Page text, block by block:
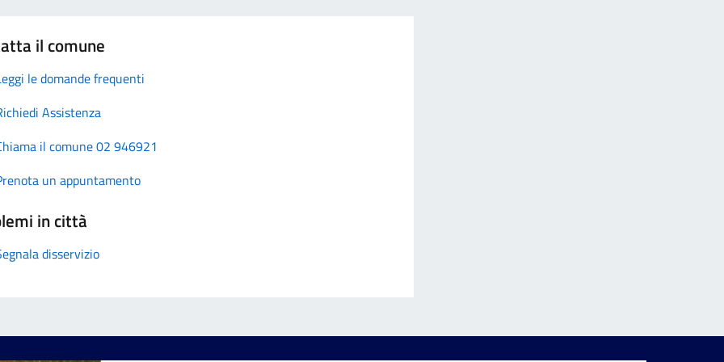
il comune
le domande frequenti
Assistenza
il comune 02 946921
un appuntamento
in città
disservizio